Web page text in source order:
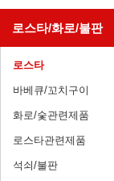
로스타/화로/불판
로스타
바베큐/꼬치구이
화로/숯관련제품
로스타관련제품
석쇠/불판